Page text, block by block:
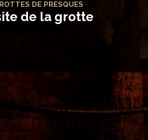
cuve
figée
DE PRESQUES
de la grotte